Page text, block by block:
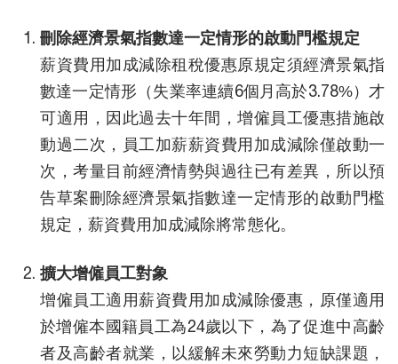
刪除經濟景氣指數達一定情形的啟動門檻規定
薪資費用加成減除租稅優惠原規定須經濟景氣指
數達一定情形（失業率連續6個月高於3.78%）才
可適用，因此過去十年間，增僱員工優惠措施啟
動過二次，員工加薪薪資費用加成減除僅啟動一
次，考量目前經濟情勢與過往已有差異，所以預
告草案刪除經濟景氣指數達一定情形的啟動門檻
規定，薪資費用加成減除將常態化。
擴大增僱員工對象
增僱員工適用薪資費用加成減除優惠，原僅適用
於增僱本國籍員工為24歲以下，為了促進中高齡
者及高齡者就業，以緩解未來勞動力短缺課題，